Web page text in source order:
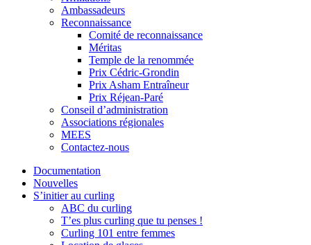
Ambassadeurs
Reconnaissance
Comité de reconnaissance
Méritas
Temple de la renommée
Prix Cédric-Grondin
Prix Asham Entraîneur
Prix Réjean-Paré
Conseil d’administration
Associations régionales
MEES
Contactez-nous
Documentation
Nouvelles
S’initier au curling
ABC du curling
T’es plus curling que tu penses !
Curling 101 entre femmes